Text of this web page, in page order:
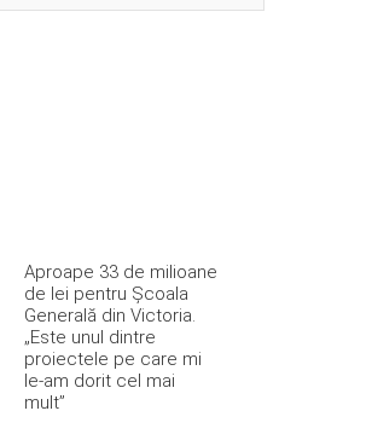
Aproape 33 de milioane
de lei pentru Școala
Generală din Victoria.
„Este unul dintre
proiectele pe care mi
le-am dorit cel mai
mult”